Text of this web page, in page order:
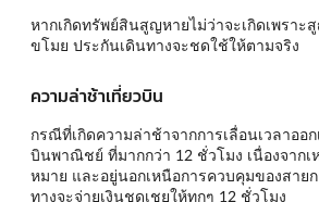
หากเกิดทรัพย์สินสูญหายไม่ว่าจะเกิดเพราะ
ขโมย ประกันเดินทางจะชดใช้ให้ตามจริง
ความล่าช้าเที่ยวบิน
กรณีที่เกิดความล่าช้าจากการเลื่อนเวลาออ
บินพาณิชย์ ที่มากกว่า 12 ชั่วโมง เนื่องจาก
หมาย และอยู่นอกเหนือการควบคุมของสาย
ทางจะจ่ายเงินชดเชยให้ทุกๆ 12 ชั่วโมง